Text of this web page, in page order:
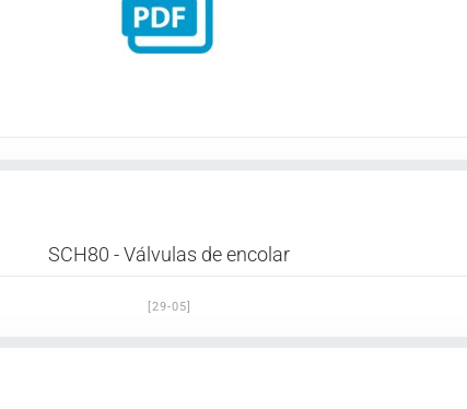
SCH80 - Válvulas de encolar
[29-05]